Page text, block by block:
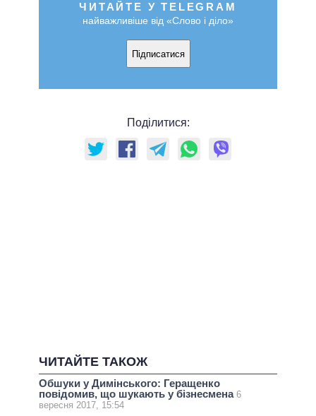
ЧИТАЙТЕ У TELEGRAM
найважливіше від «Слово і діло»
Підписатися
Поділитися:
ЧИТАЙТЕ ТАКОЖ
Обшуки у Димінського: Геращенко
повідомив, що шукають у бізнесмена 6
вересня 2017, 15:54